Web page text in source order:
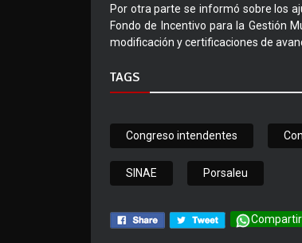
Por otra parte se informó sobre los
Fondo de Incentivo para la Gestión
modificación y certificaciones de
TAGS
Congreso intendentes
SINAE Porsaleu
Compartir